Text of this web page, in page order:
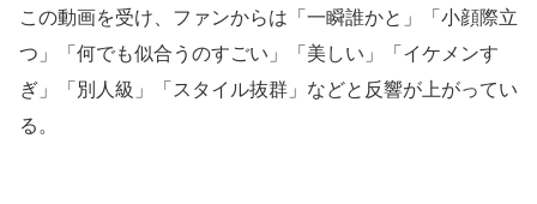
この動画を受け、ファンからは「一瞬誰かと」「小顔際立
つ」「何でも似合うのすごい」「美しい」「イケメンす
ぎ」「別人級」「スタイル抜群」などと反響が上がってい
る。